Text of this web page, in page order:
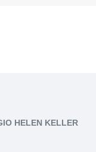
HELEN KELLER